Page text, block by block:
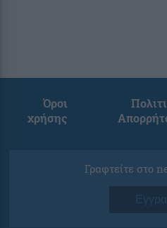
Όροι
χρήσης
Γραφτείτε στο